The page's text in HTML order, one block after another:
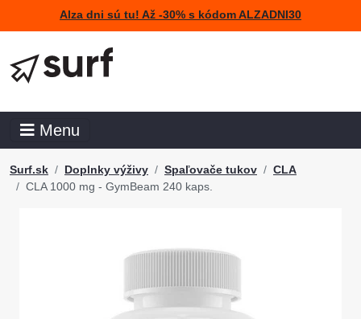
Alza dni sú tu! Až -30% s kódom ALZADNI30
Menu
Surf.sk Doplnky výživy Spaľovače tukov
CLA
CLA 1000 mg - GymBeam 240 kaps.